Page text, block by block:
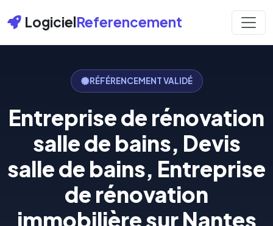
LogicielReferencement
RÉFÉRENCEMENT VALIDÉ
Entreprise de rénovation
salle de bains, Devis
salle de bains, Entreprise
de rénovation
immobilière sur Nantes